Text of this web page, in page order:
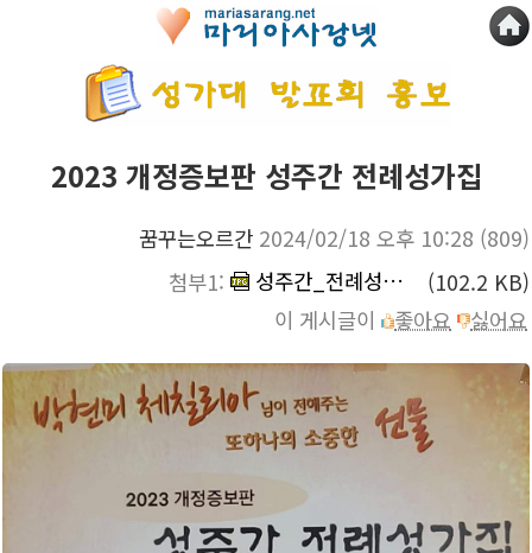
2023 개정증보판 성주간 전례성가집
꿈꾸는오르간 2024/02/18 오후 10:28 (809)
첨부1:
성주간_전례성가집.jpg
(102.2 KB)
이 게시글이
좋아요 싫어요